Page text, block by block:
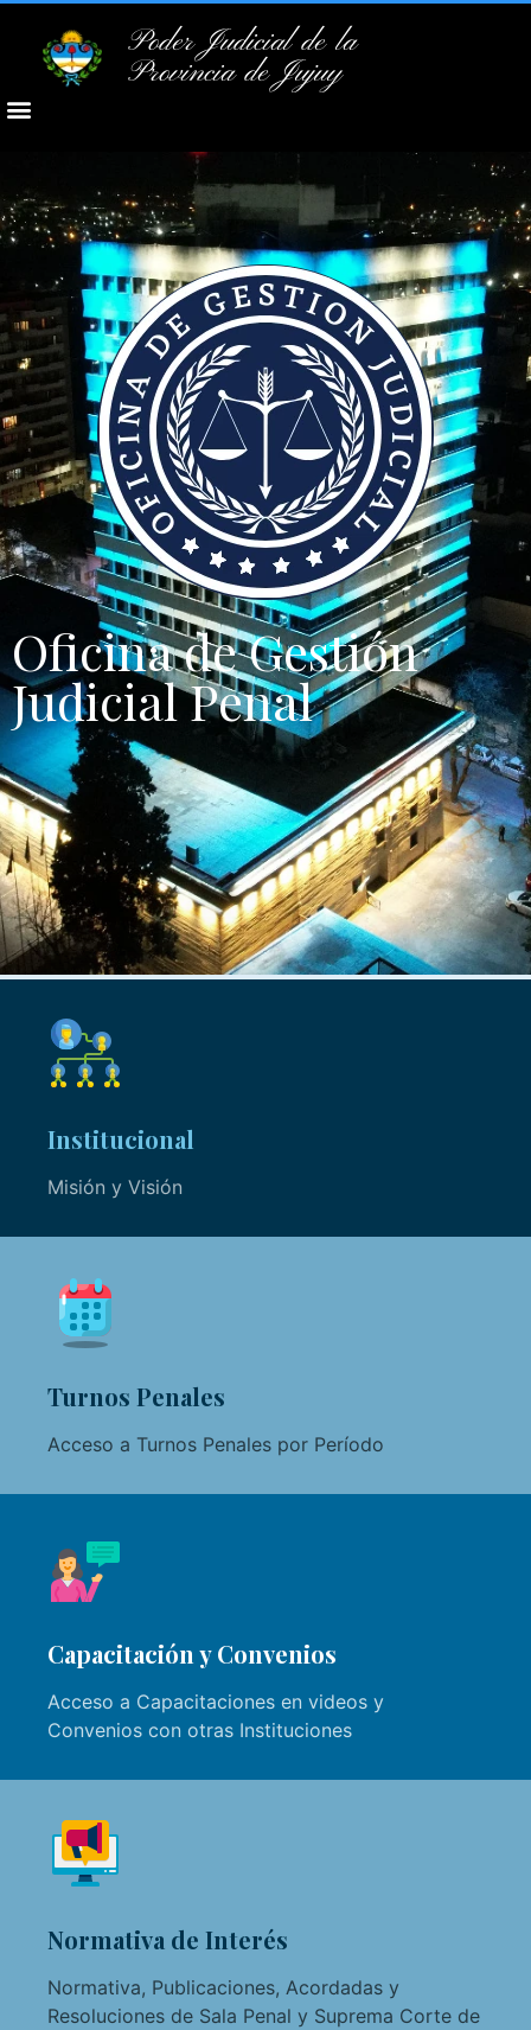
Poder Judicial de la
Provincia de Jujuy
Oficina de Gestión
Judicial Penal
Institucional
Misión y Visión
Turnos Penales
Acceso a Turnos Penales por Período
Capacitación y Convenios
Acceso a Capacitaciones en videos y
Convenios con otras Instituciones
Normativa de Interés
Normativa, Publicaciones, Acordadas y
Resoluciones de Sala Penal y Suprema Corte de